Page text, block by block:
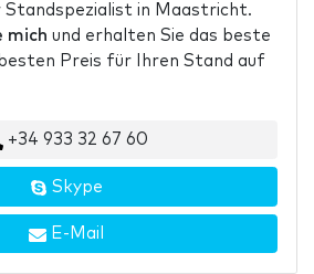
Standspezialist in Maastricht.
mich und erhalten Sie das beste
Preis für Ihren Stand auf
+34 933 32 67 60
Skype
E-Mail